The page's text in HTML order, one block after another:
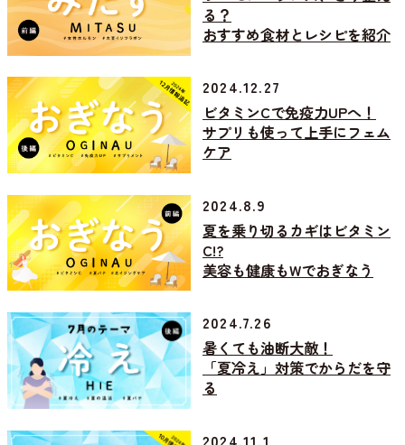
る？
おすすめ食材とレシピを紹介
2024.12.27
ビタミンCで免疫力UPへ！
サプリも使って上手にフェム
ケア
2024.8.9
夏を乗り切るカギはビタミン
C!?
美容も健康もWでおぎなう
2024.7.26
暑くても油断大敵！
「夏冷え」対策でからだを守
る
2024.11.1